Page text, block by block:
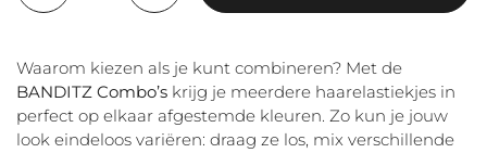
Waarom kiezen als je kunt combineren? Met de
BANDITZ Combo’s krijg je meerdere haarelastiekjes in
perfect op elkaar afgestemde kleuren. Zo kun je jouw
look eindeloos variëren: draag ze los, mix verschillende